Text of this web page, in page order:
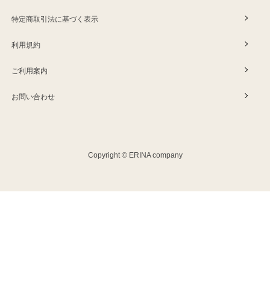
特定商取引法に基づく表示
利用規約
ご利用案内
お問い合わせ
Copyright © ERINA company